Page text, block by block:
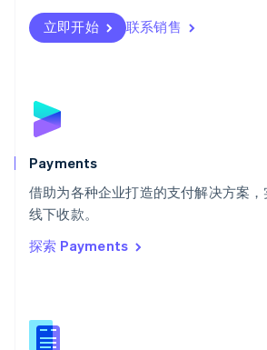
立即开始 联系销售
Payments
借助为各种企业打造的支付解决方案
线下收款。
探索 Payments
瑞士
DeutschFrançais
English
斯洛文尼亚
泰国
ไทยEnglish
希腊
English
西班牙
新西兰
English